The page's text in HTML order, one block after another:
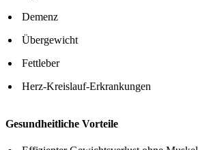
Demenz
Übergewicht
Fettleber
Herz-Kreislauf-Erkrankungen
Gesundheitliche Vorteile